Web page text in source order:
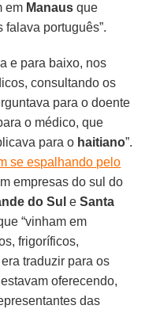
em Manaus que
português”.
e para baixo, nos
consultando os
para o doente
o médico, que
para o haitiano”.
se espalhando pelo
empresas do sul do
do Sul eSanta
“vinham em
frigoríficos,
traduzir para os
oferecendo,
das